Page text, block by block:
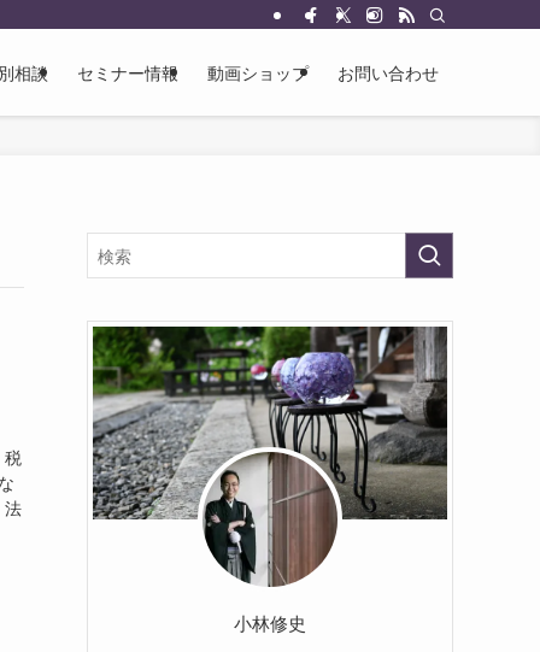
相談 セミナー情報 動画ショップ お問い合わせ
税
法
小林修史